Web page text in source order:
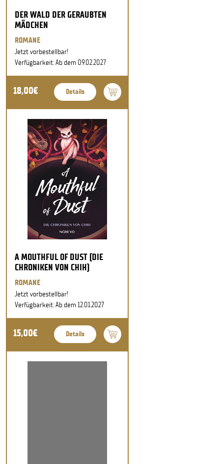
DER WALD DER GERAUBTEN
MÄDCHEN
ROMANE
Jetzt vorbestellbar!
Verfügbarkeit: Ab dem 09.02.2027
18,00€ Details
A MOUTHFUL OF DUST (DIE
CHRONIKEN VON CHIH)
ROMANE
Jetzt vorbestellbar!
Verfügbarkeit: Ab dem 12.01.2027
15,00€ Details